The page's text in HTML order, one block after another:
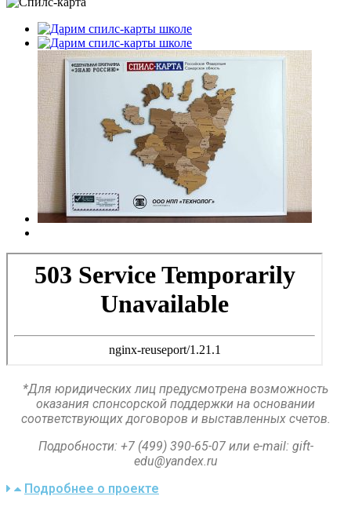
*Для юридических лиц предусмотрена возможность
оказания спонсорской поддержки на основании
соответствующих договоров и выставленных счетов.
Подробности: +7 (499) 390-65-07 или e-mail: gift-
edu@yandex.ru
Подробнее о проекте